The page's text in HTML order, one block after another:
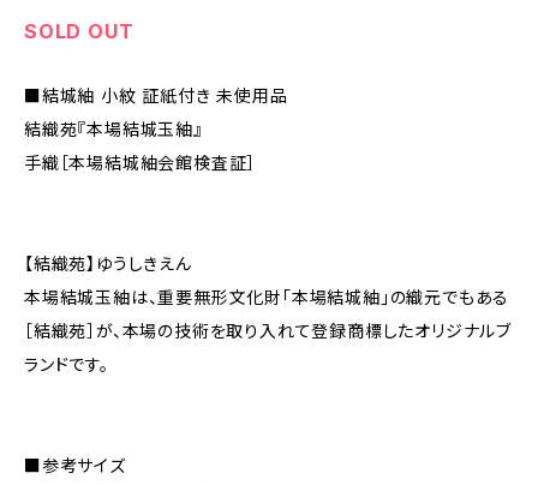
SOLD OUT
■結城紬 小紋 証紙付き 未使用品
結織苑『本場結城玉紬』
手織［本場結城紬会館検査証］
【結織苑】ゆうしきえん
本場結城玉紬は、重要無形文化財「本場結城紬」の織元でもある
［結織苑］が、本場の技術を取り入れて登録商標したオリジナルブ
ランドです。
■参考サイズ